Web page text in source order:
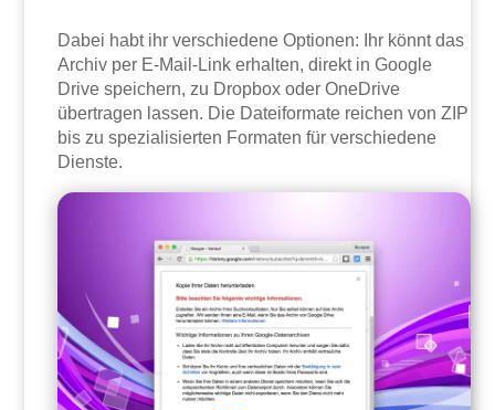
Dabei habt ihr verschiedene Optionen: Ihr könnt das
Archiv per E-Mail-Link erhalten, direkt in Google
Drive speichern, zu Dropbox oder OneDrive
übertragen lassen. Die Dateiformate reichen von ZIP
bis zu spezialisierten Formaten für verschiedene
Dienste.